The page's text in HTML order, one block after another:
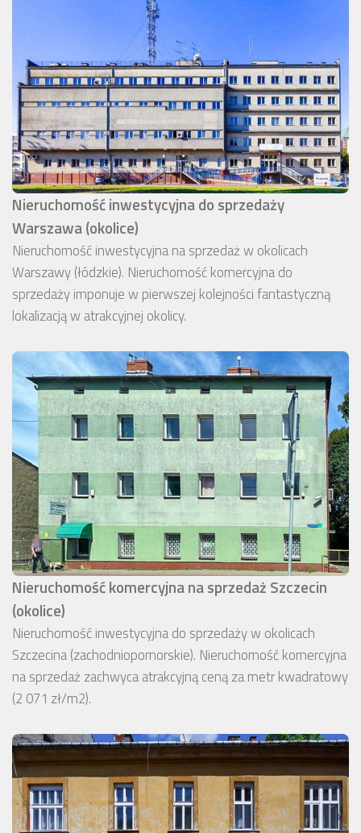
Nieruchomość inwestycyjna do sprzedaży
Warszawa (okolice)
Nieruchomość inwestycyjna na sprzedaż w okolicach
Warszawy (łódzkie). Nieruchomość komercyjna do
sprzedaży imponuje w pierwszej kolejności fantastyczną
lokalizacją w atrakcyjnej okolicy.
Nieruchomość komercyjna na sprzedaż Szczecin
(okolice)
Nieruchomość inwestycyjna do sprzedaży w okolicach
Szczecina (zachodniopomorskie). Nieruchomość komercyjna
na sprzedaż zachwyca atrakcyjną ceną za metr kwadratowy
(2 071 zł/m2).